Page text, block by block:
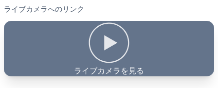
ライブカメラへのリンク
ライブカメラを見る